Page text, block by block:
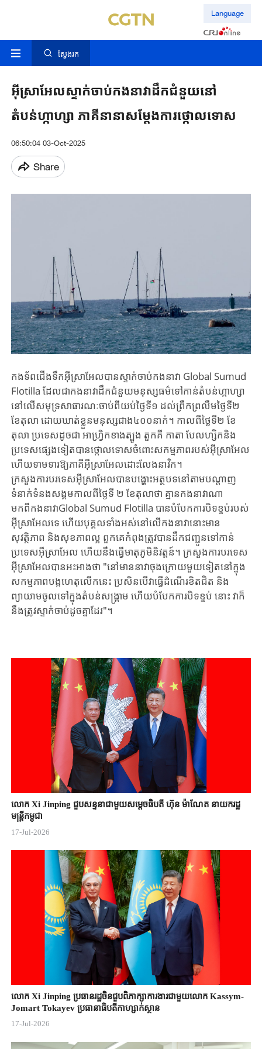
Language
ស្វែងរក
អ៊ីស្រាអែល​ស្ទាក់​ចាប់កង​​នាវាដឹក​ជំនួយ​នៅ​
តំបន់ហ្កាហ្សា ភាគីនានាសម្តែងការ​ថ្កោលទោស​
06:50:04 03-Oct-2025
Share
កងទ័ពជើងទឹកអ៊ីស្រាអែលបានស្ទាក់ចាប់កងនាវា Global Sumud
Flotilla ដែលជាកង​នាវាដឹកជំនួយមនុស្សធម៌ទៅកាន់តំបន់​ហ្កាហ្សា
នៅលើសមុទ្រសាធារណៈចាប់ពីយប់ថ្ងៃទី១ ដល់ព្រឹកព្រលឹមថ្ងៃទី២
ខែតុលា ដោយឃាត់ខ្លួនមនុស្សជាង៤០០នាក់។ កាលពីថ្ងៃទី២ ខែ
តុលា ប្រទេសដូចជា អាហ្រ្វិកខាងត្បូង តួកគី កាតា បែលហ្សិកនិង
ប្រទេសផ្សេងទៀតបានថ្កោលទោសចំពោះសកម្មភាពរបស់អ៊ីស្រាអែល
ហើយទាមទារឱ្យភាគីអ៊ីស្រាអែលដោះលែងនាវិក។
ក្រសួងការបរទេសអ៊ីស្រាអែលបានបង្ហោះអត្ថបទនៅតាមបណ្តាញ
ទំនាក់ទំនងសង្គមកាលពីថ្ងៃទី ២ ខែតុលាថា គ្មានកង​នាវាណា
មកពីកងនាវាGlobal Sumud Flotilla បានបំបែកការបិទខ្ទប់របស់
អ៊ីស្រាអែលទេ ហើយបុគ្គលទាំងអស់នៅលើកងនាវានោះ​មាន
សុវត្ថិភាព និង​សុខភាពល្អ​ ពួកគេកំពុង​ត្រូវ​បាន​​ដឹក​ជញ្ជូនទៅ​កាន់
ប្រទេស​អ៊ីស្រាអែល ហើយ​​នឹង​​ធ្វើ​មាតុភូមិ​និវត្តន៍។ ក្រសួងការបរទេស
អ៊ីស្រាអែលបានអះអាងថា "នៅមាននាវាចុងក្រោយមួយទៀតនៅក្នុង
សកម្មភាពបង្កហេតុលើកនេះ ​ប្រសិនបើវាធ្វើដំណើរខិតជិត និង
ព្យាយាមចូលទៅក្នុងតំបន់សង្រ្គាម ហើយបំបែកការបិទខ្ទប់ នោះ វាក៏
នឹងត្រូវស្ទាក់ចាប់ដូចគ្នាដែរ"។
លោក Xi Jinping ជួបសន្ទនាជាមួយសម្តេចធិបតី ហ៊ុន ម៉ាណែត នាយករដ្ឋ
មន្ត្រីកម្ពុជា
17-Jul-2026
លោក Xi Jinping ប្រធានរដ្ឋចិន​ជួបពិភាក្សា​ការងារជាមួយ​លោក Kassym-
Jomart ​Tokayev ​ប្រធានាធិបតី​កាហ្សាក់ស្ថាន​
17-Jul-2026